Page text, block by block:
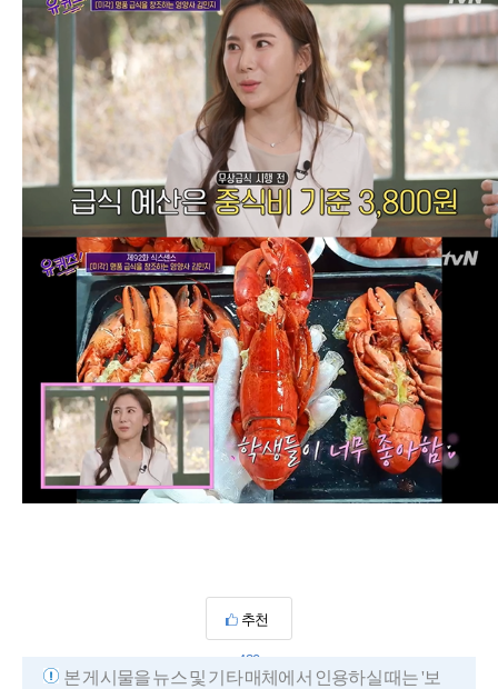
추천
430
본 게시물을 뉴스 및 기타 매체에서 인용하실 때는 '보